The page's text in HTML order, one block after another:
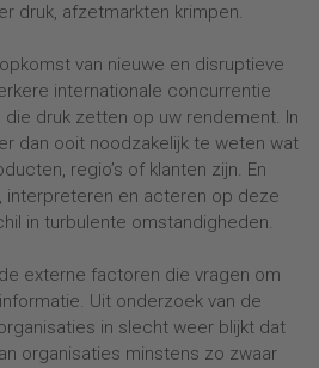
druk, afzetmarkten krimpen.
van nieuwe en disruptieve
internationale concurrentie
druk zetten op uw rendement. In
dan ooit noodzakelijk te weten wat
regio’s of klanten zijn. En
interpreteren en acteren op deze
in turbulente omstandigheden.
externe factoren die vragen om
Uit onderzoek van de
in slecht weer blijkt dat
organisaties minstens zo zwaar